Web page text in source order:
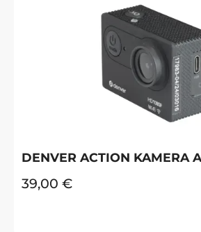
DENVER ACTION KAMERA
39,00 €